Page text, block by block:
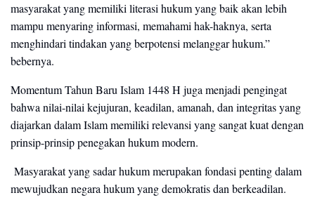
masyarakat yang memiliki literasi hukum yang baik akan lebih
mampu menyaring informasi, memahami hak-haknya, serta
menghindari tindakan yang berpotensi melanggar hukum.”
bebernya.
Momentum Tahun Baru Islam 1448 H juga menjadi pengingat
bahwa nilai-nilai kejujuran, keadilan, amanah, dan integritas yang
diajarkan dalam Islam memiliki relevansi yang sangat kuat dengan
prinsip-prinsip penegakan hukum modern.
Masyarakat yang sadar hukum merupakan fondasi penting dalam
mewujudkan negara hukum yang demokratis dan berkeadilan.